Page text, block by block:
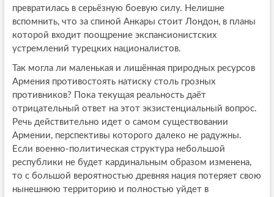
превратилась в серьёзную боевую силу. Нелишне
вспомнить, что за спиной Анкары стоит Лондон, в планы
которой входит поощрение экспансионистских
устремлений турецких националистов.
Так могла ли маленькая и лишённая природных ресурсов
Армения противостоять натиску столь грозных
противников? Пока текущая реальность даёт
отрицательный ответ на этот экзистенциальный вопрос.
Речь действительно идет о самом существовании
Армении, перспективы которого далеко не радужны.
Если военно-политическая структура небольшой
республики не будет кардинальным образом изменена,
то с большой вероятностью древняя нация потеряет свою
нынешнюю территорию и полностью уйдет в